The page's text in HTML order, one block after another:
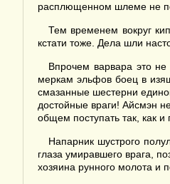
расплющенном шлеме не
Тем временем вокруг
кстати тоже. Дела шли
Впрочем варвара это
меркам эльфов боец в
смазанные шестерни
достойные враги! Айсмэн
общем поступать так, как
Напарник шустрого
глаза умиравшего врага,
хозяина рунного молота и